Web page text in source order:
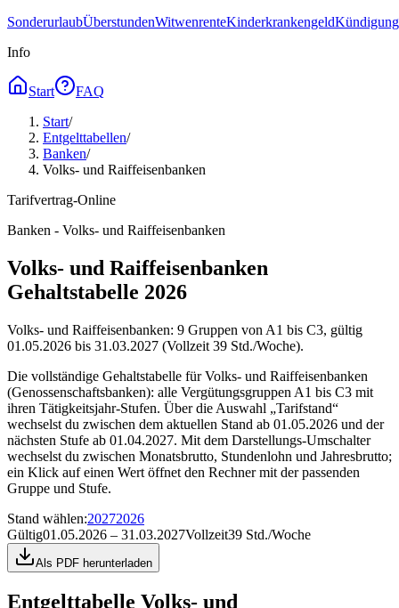
SonderurlaubÜberstundenWitwenrenteKinderkrankengeld
Info
Start
FAQ
Start/
Entgelttabellen/
Banken/
Volks- und Raiffeisenbanken
Tarifvertrag-Online
Banken - Volks- und Raiffeisenbanken
Volks- und Raiffeisenbanken
Gehaltstabelle 2026
Volks- und Raiffeisenbanken: 9 Gruppen von A1 bis C3, gültig
01.05.2026 bis 31.03.2027 (Vollzeit 39 Std./Woche).
Die vollständige Gehaltstabelle für Volks- und Raiffeisenbanken
(Genossenschaftsbanken): alle Vergütungsgruppen A1 bis C3 mit
ihren Tätigkeitsjahr-Stufen. Über die Auswahl „Tarifstand“
wechselst du zwischen dem aktuellen Stand ab 01.05.2026 und der
nächsten Stufe ab 01.04.2027. Mit dem Darstellungs-Umschalter
wechselst du zwischen Monatsbrutto, Stundenlohn und Jahresbrutto;
ein Klick auf einen Wert öffnet den Rechner mit der passenden
Gruppe und Stufe.
Stand wählen:20272026
Gültig01.05.2026 – 31.03.2027Vollzeit39 Std./Woche
Als PDF herunterladen
Entgelttabelle Volks- und